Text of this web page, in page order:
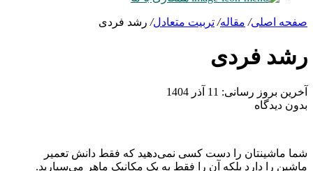
صفحه اصلی/ مقاله/ تربیت متعادل/ رشد فردی
رشد فردی
آخرین بروز رسانی: 11 آذر 1404
بدون دیدگاه
شما ماشینتان را دست کسی نمی‌دهید که فقط دانش تعمیر
ماشین را دارد بلکه آن را فقط به یک مکانیک ماهر می‌سپارید‌.